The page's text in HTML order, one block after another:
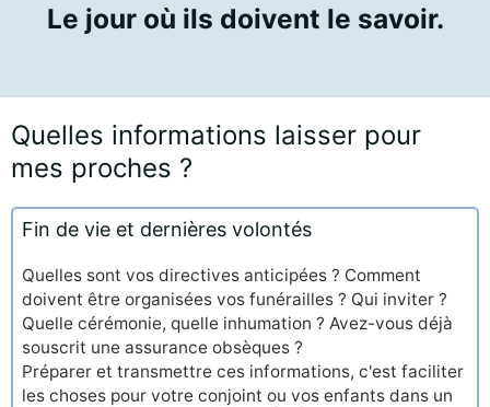
Le jour où ils doivent le savoir.
Quelles informations laisser pour
mes proches ?
Fin de vie et dernières volontés
Quelles sont vos directives anticipées ? Comment
doivent être organisées vos funérailles ? Qui inviter ?
Quelle cérémonie, quelle inhumation ? Avez-vous déjà
souscrit une assurance obsèques ?
Préparer et transmettre ces informations, c'est faciliter
les choses pour votre conjoint ou vos enfants dans un